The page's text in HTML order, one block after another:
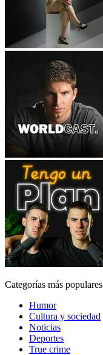
Categorías más populares
Humor
Cultura y sociedad
Noticias
Deportes
True crime